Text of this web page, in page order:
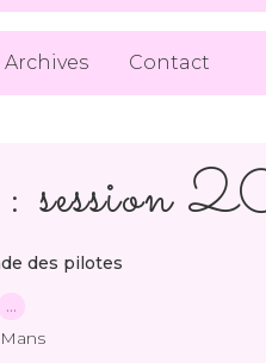
Archives Contact
session
des pilotes
…